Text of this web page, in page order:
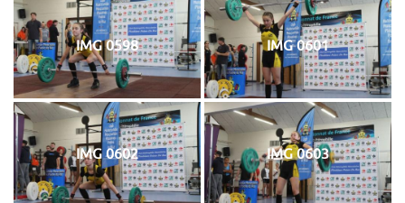
IMG 0598 IMG 0601
IMG 0602 IMG 0603